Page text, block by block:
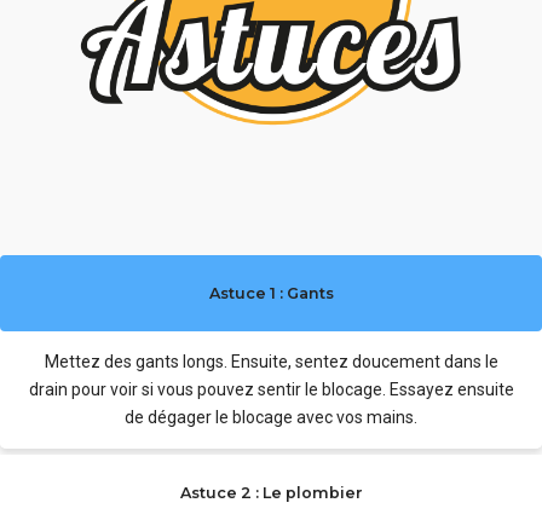
Astuce 1 : Gants
Mettez des gants longs. Ensuite, sentez doucement dans le
drain pour voir si vous pouvez sentir le blocage. Essayez ensuite
de dégager le blocage avec vos mains.
Astuce 2 : Le plombier